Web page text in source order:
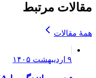
مقالات مرتبط
همهٔ مقالات
۹ اردیبهشت ۱۴۰۵